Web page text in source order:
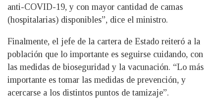
anti-COVID-19, y con mayor cantidad de camas
(hospitalarias) disponibles”, dice el ministro.
Finalmente, el jefe de la cartera de Estado reiteró a la
población que lo importante es seguirse cuidando, con
las medidas de bioseguridad y la vacunación. “Lo más
importante es tomar las medidas de prevención, y
acercarse a los distintos puntos de tamizaje”.